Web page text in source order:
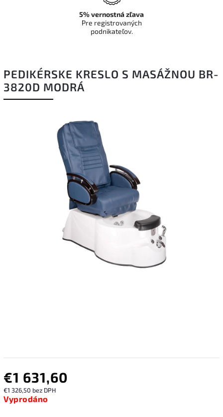
PEDIKÉRSKE KRESLO S MASÁŽNOU BR-
3820D MODRÁ
€1 631,60
€1 326,50 bez DPH
Vyprodáno
5% vernostná zľava
Pre registrovaných
podnikateľov.